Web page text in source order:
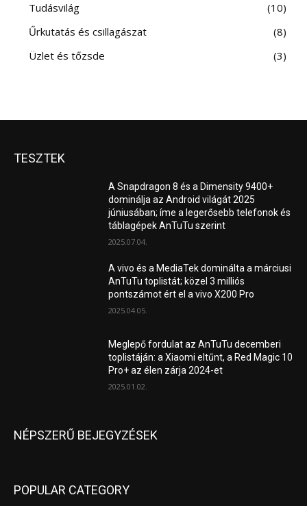
Tudásvilág
10
Űrkutatás és csillagászat
8
Üzlet és tőzsde
3
TESZTEK
A Snapdragon 8 és a Dimensity 9400+
dominálja az Android világát 2025
júniusában; íme a legerősebb telefonok és
táblagépek AnTuTu szerint
2025.07.04.
A vivo és a MediaTek dominálta a márciusi
AnTuTu toplistát; közel 3 milliós
pontszámot ért el a vivo X200 Pro
2025.04.05.
Meglepő fordulat az AnTuTu decemberi
toplistáján: a Xiaomi eltűnt, a Red Magic 10
Pro+ az élen zárja 2024-et
2025.01.02.
NÉPSZERŰ BEJEGYZÉSEK
POPULAR CATEGORY